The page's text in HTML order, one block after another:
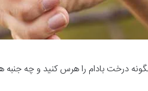
درخت بادام را هرس کنید و چه جنبه